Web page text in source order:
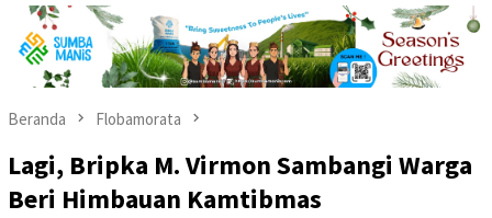
Beranda Flobamorata
Lagi, Bripka M. Virmon Sambangi Warga
Beri Himbauan Kamtibmas